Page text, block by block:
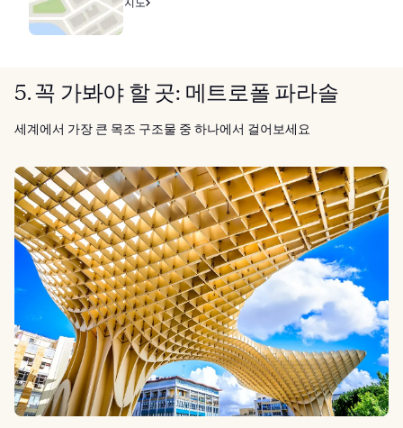
5. 꼭 가봐야 할 곳: 메트로폴 파라솔
세계에서 가장 큰 목조 구조물 중 하나에서 걸어보세요